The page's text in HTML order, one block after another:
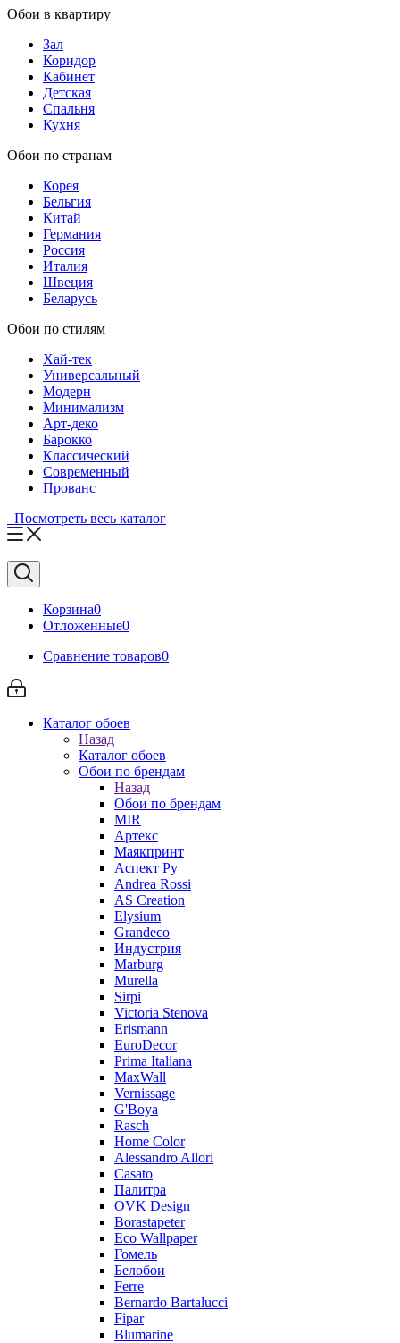
Обои в квартиру
Зал
Коридор
Кабинет
Детская
Спальня
Кухня
Обои по странам
Корея
Бельгия
Китай
Германия
Россия
Италия
Швеция
Беларусь
Обои по стилям
Хай-тек
Универсальный
Модерн
Минимализм
Арт-деко
Барокко
Классический
Современный
Прованс
Посмотреть весь каталог
Корзина0
Отложенные0
Сравнение товаров0
Каталог обоев
Назад
Каталог обоев
Обои по брендам
Назад
Обои по брендам
MIR
Артекс
Маякпринт
Аспект Ру
Andrea Rossi
AS Creation
Elysium
Grandeco
Индустрия
Marburg
Murella
Sirpi
Victoria Stenova
Erismann
EuroDecor
Prima Italiana
MaxWall
Vernissage
G'Boya
Rasch
Home Color
Alessandro Allori
Casato
Палитра
OVK Design
Borastapeter
Eco Wallpaper
Гомель
Белобои
Ferre
Bernardo Bartalucci
Fipar
Blumarine